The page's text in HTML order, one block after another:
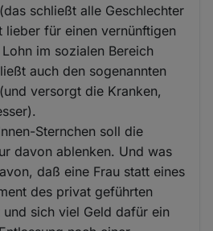
schließt alle Geschlechter
lieber für einen vernünftigen
im sozialen Bereich
auch den sogenannten
versorgt die Kranken,
Sternchen soll die
davon ablenken. Und was
daß eine Frau statt eines
des privat geführten
und sich viel Geld dafür ein